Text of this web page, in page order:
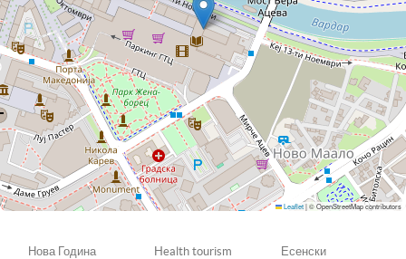
Leaflet|© OpenStreetMap contributors
Нова Година
Health tourism
Есенски